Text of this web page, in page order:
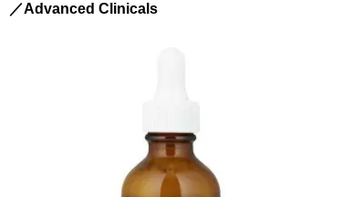
／Advanced Clinicals